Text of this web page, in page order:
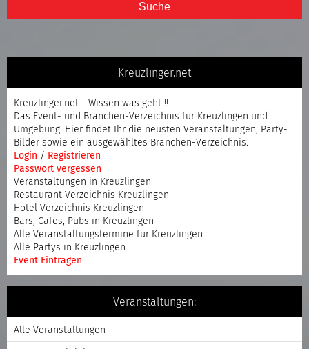
Suche
Kreuzlinger.net
Kreuzlinger.net - Wissen was geht !!
Das Event- und Branchen-Verzeichnis für Kreuzlingen und
Umgebung. Hier findet Ihr die neusten Veranstaltungen, Party-
Bilder sowie ein ausgewähltes Branchen-Verzeichnis.
Login / Registrieren
Passwort vergessen
Veranstaltungen in Kreuzlingen
Restaurant Verzeichnis Kreuzlingen
Hotel Verzeichnis Kreuzlingen
Bars, Cafes, Pubs in Kreuzlingen
Alle Veranstaltungstermine für Kreuzlingen
Alle Partys in Kreuzlingen
Event Eintragen
Veranstaltungen:
Alle Veranstaltungen